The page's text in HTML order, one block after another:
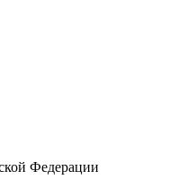
Федерации